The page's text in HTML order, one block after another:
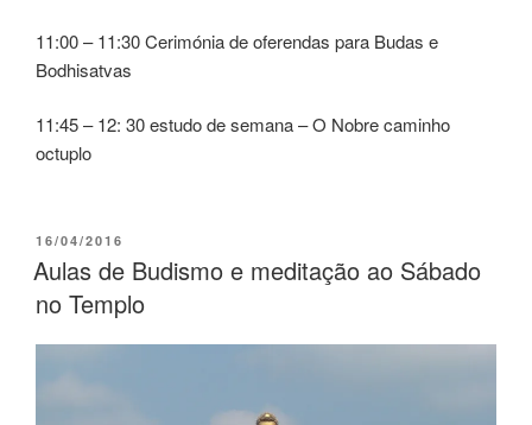
11:00 – 11:30 Cerimónia de oferendas para Budas e
Bodhisatvas
11:45 – 12: 30 estudo de semana – O Nobre caminho
octuplo
16/04/2016
Aulas de Budismo e meditação ao Sábado
no Templo